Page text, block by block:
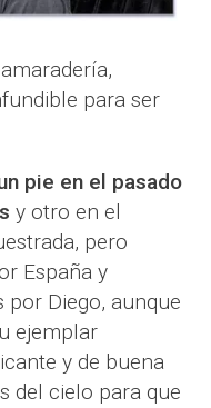
para ser
pie en el pasado
y otro en el
pero
España y
por Diego, aunque
ejemplar
y de buena
del cielo para que